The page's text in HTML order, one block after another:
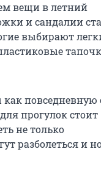
вещи в летний
и сандалии
выбирают
повседневную
прогулок стоит
не только
разболеться и